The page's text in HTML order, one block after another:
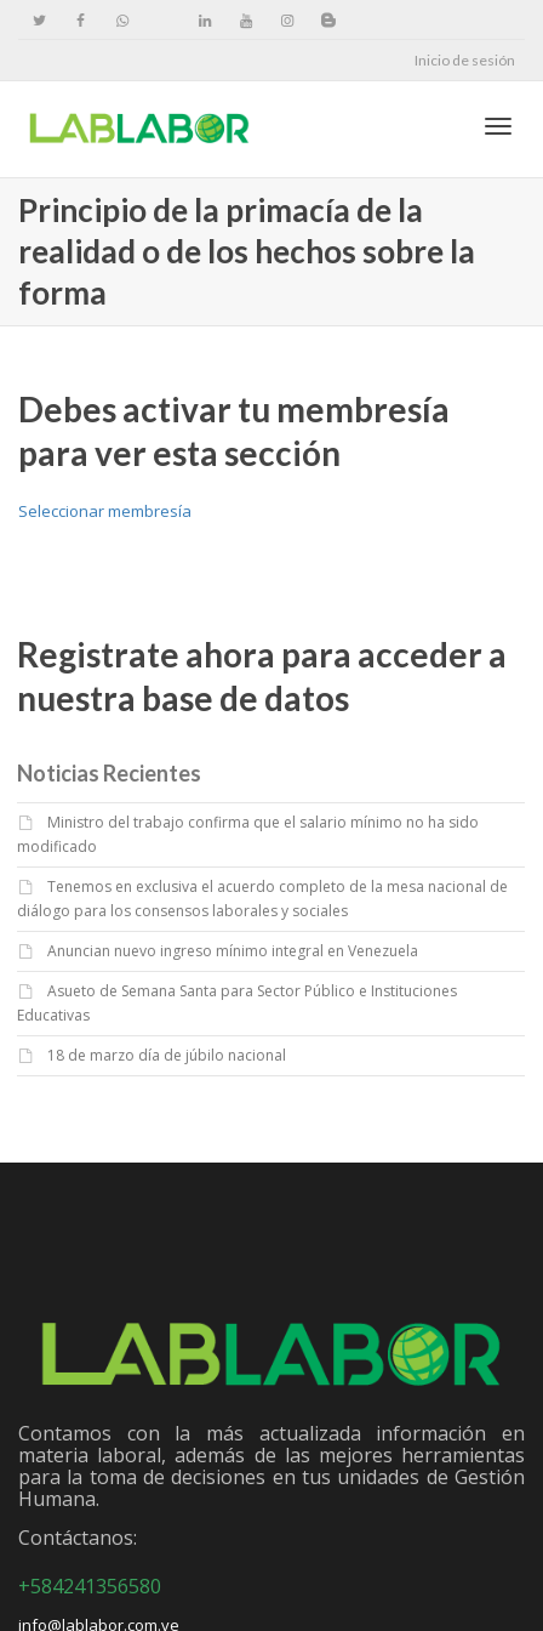
Inicio de sesión
Principio de la primacía de la
realidad o de los hechos sobre la
forma
Debes activar tu membresía
para ver esta sección
Seleccionar membresía
Registrate ahora para acceder a
nuestra base de datos
Noticias Recientes
Ministro del trabajo confirma que el salario mínimo no ha sido
modificado
Tenemos en exclusiva el acuerdo completo de la mesa nacional de
diálogo para los consensos laborales y sociales
Anuncian nuevo ingreso mínimo integral en Venezuela
Asueto de Semana Santa para Sector Público e Instituciones
Educativas
18 de marzo día de júbilo nacional
Contamos con la más actualizada información en
materia laboral, además de las mejores herramientas
para la toma de decisiones en tus unidades de Gestión
Humana.
Contáctanos:
+584241356580
info@lablabor.com.ve